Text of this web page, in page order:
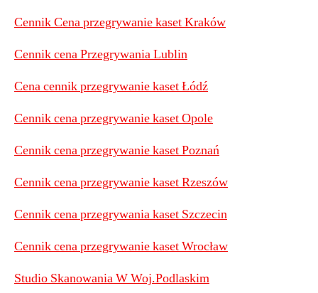
Cennik Cena przegrywanie kaset Kraków
Cennik cena Przegrywania Lublin
Cena cennik przegrywanie kaset Łódź
Cennik cena przegrywanie kaset Opole
Cennik cena przegrywanie kaset Poznań
Cennik cena przegrywanie kaset Rzeszów
Cennik cena przegrywania kaset Szczecin
Cennik cena przegrywanie kaset Wrocław
Studio Skanowania W Woj.Podlaskim